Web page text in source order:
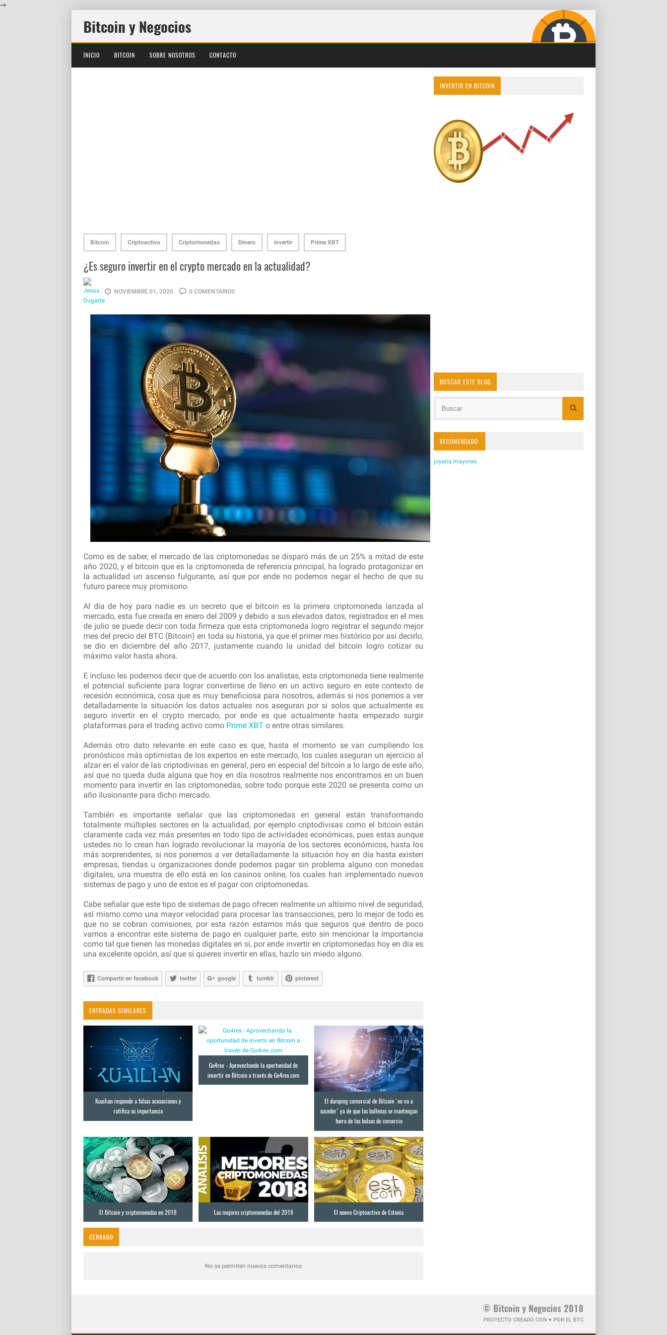
-->
Bitcoin y Negocios
INICIO BITCOIN SOBRE NOSOTROS CONTACTO
Bitcoin Criptoactivo Criptomonedas Dinero invertir Prime XBT
¿Es seguro invertir en el crypto mercado en la actualidad?
NOVIEMBRE 01, 2020 0 COMENTARIOS
Como es de saber, el mercado de las criptomonedas se disparó más de un 25% a mitad de este
año 2020, y el bitcoin que es la criptomoneda de referencia principal, ha logrado protagonizar en
la actualidad un ascenso fulgurante, así que por ende no podemos negar el hecho de que su
futuro parece muy promisorio.
Al día de hoy para nadie es un secreto que el bitcoin es la primera criptomoneda lanzada al
mercado, esta fue creada en enero del 2009 y debido a sus elevados datos, registrados en el mes
de julio se puede decir con toda firmeza que esta criptomoneda logro registrar el segundo mejor
mes del precio del BTC (Bitcoin) en toda su historia, ya que el primer mes histórico por así decirlo,
se dio en diciembre del año 2017, justamente cuando la unidad del bitcoin logro cotizar su
máximo valor hasta ahora.
E incluso les podemos decir que de acuerdo con los analistas, esta criptomoneda tiene realmente
el potencial suficiente para lograr convertirse de lleno en un activo seguro en este contexto de
recesión económica, cosa que es muy beneficiosa para nosotros, además si nos ponemos a ver
detalladamente la situación los datos actuales nos aseguran por si solos que actualmente es
seguro invertir en el crypto mercado, por ende es que actualmente hasta empezado surgir
plataformas para el trading activo como Prime XBT o entre otras similares.
Además otro dato relevante en este caso es que, hasta el momento se van cumpliendo los
pronósticos más optimistas de los expertos en este mercado, los cuales aseguran un ejercicio al
alzar en el valor de las criptodivisas en general, pero en especial del bitcoin a lo largo de este año,
así que no queda duda alguna que hoy en día nosotros realmente nos encontramos en un buen
momento para invertir en las criptomonedas, sobre todo porque este 2020 se presenta como un
año ilusionante para dicho mercado.
También es importante señalar que las criptomonedas en general están transformando
totalmente múltiples sectores en la actualidad, por ejemplo criptodivisas como el bitcoin están
claramente cada vez más presentes en todo tipo de actividades económicas, pues estas aunque
ustedes no lo crean han logrado revolucionar la mayoría de los sectores económicos, hasta los
más sorprendentes, si nos ponemos a ver detalladamente la situación hoy en día hasta existen
empresas, tiendas u organizaciones donde podemos pagar sin problema alguno con monedas
digitales, una muestra de ello está en los casinos online, los cuales han implementado nuevos
sistemas de pago y uno de estos es el pagar con criptomonedas.
Cabe señalar que este tipo de sistemas de pago ofrecen realmente un altísimo nivel de seguridad,
así mismo como una mayor velocidad para procesar las transacciones, pero lo mejor de todo es
que no se cobran comisiones, por esta razón estamos más que seguros que dentro de poco
vamos a encontrar este sistema de pago en cualquier parte, esto sin mencionar la importancia
como tal que tienen las monedas digitales en sí, por ende invertir en criptomonedas hoy en día es
una excelente opción, así que si quieres invertir en ellas, hazlo sin miedo alguno.
Compartir en facebook twitter google tumblr pinterest
ENTRADAS SIMILARES
Kuailian responde a falsas acusaciones y
ratifica su importancia
Go4rex - Aprovechando la oportunidad de
invertir en Bitcoin a través de Go4rex.com
El dumping comercial de Bitcoin 'no va a
suceder' ya de que las ballenas se mantengan
fuera de las bolsas de comercio
El Bitcoin y criptomonedas en 2018 Las mejores criptomonedas del 2018 El nuevo Criptoactivo de Estonia
CERRADO
No se permiten nuevos comentarios
INVERTIR EN BITCOIN
BUSCAR ESTE BLOG
RECOMENDADO:
joyeria mayoreo
© Bitcoin y Negocios 2018
PROYECTO CREADO CON ♥ POR EL BTC